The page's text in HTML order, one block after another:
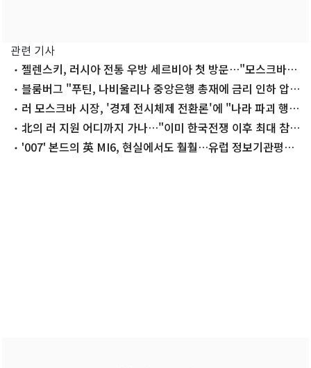
관련 기사
젤렌스키, 러시아 전통 우방 세르비아 첫 방문…"모스크바에
타격"
블룸버그 "푸틴, 나비울리나 중앙은행 총재에 금리 인하 압
박"러 모스크바 시장, '경제 전시체제 전환론'에 "나라 파괴 행
위"北의 러 지원 어디까지 가나…"이미 한국전쟁 이후 최대 참
전"'007' 본드의 英 MI6, 현실에서도 훨훨…유럽 정보기관평가